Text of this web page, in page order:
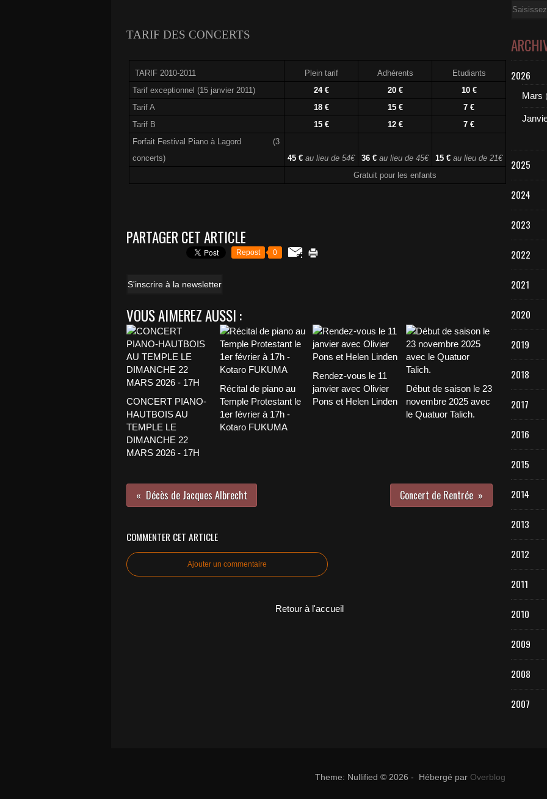
TARIF DES CONCERTS
TARIF 2010-2011 Plein tarif Adhérents
Etudiants
Tarif exceptionnel (15 janvier 2011)
24 € 20 €
10 €
Tarif A
18 € 15 €
7 €
Tarif B
15 € 12 €
7 €
Forfait Festival Piano à Lagord
(3
concerts)
45 € au lieu de 54€ 36 € au lieu de 45€ 15 € au lieu de 21€
Gratuit pour les enfants
PARTAGER CET ARTICLE
Repost 0
S'inscrire à la newsletter
VOUS AIMEREZ AUSSI :
CONCERT PIANO-
HAUTBOIS AU
TEMPLE LE
DIMANCHE 22
MARS 2026 - 17H
Récital de piano au
Temple Protestant le
1er février à 17h -
Kotaro FUKUMA
Rendez-vous le 11
janvier avec Olivier
Pons et Helen Linden
Début de saison le 23
novembre 2025 avec
le Quatuor Talich.
Décès de Jacques Albrecht Concert de Rentrée
COMMENTER CET ARTICLE
Ajouter un commentaire
Retour à l'accueil
Email
2026
Mars
2025
2024
2023
2022
2021
2020
2019
2018
2017
2016
2015
2014
2013
2012
2011
2010
2009
2008
2007
Theme: Nullified © 2026 - Hébergé par Overblog